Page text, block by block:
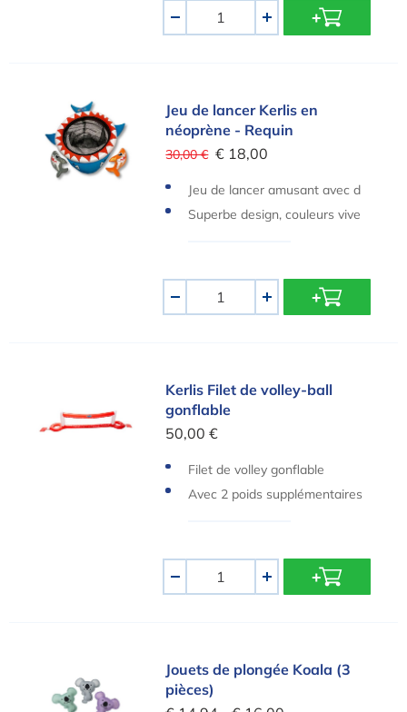
+
Jeu de lancer Kerlis en néoprène - Requin
Jeu de lancer Kerlis en
néoprène - Requin
30,00 € € 18,00
Jeu de lancer amusant avec d
es figurines de requins
Superbe design, couleurs vive
+
Kerlis Filet de volley-ball gonflable
Kerlis Filet de volley-ball
gonflable
50,00 €
Filet de volley gonflable
Avec 2 poids supplémentaires
+
Jouets de plongée Koala (3 pièces)
Jouets de plongée Koala (3
pièces)